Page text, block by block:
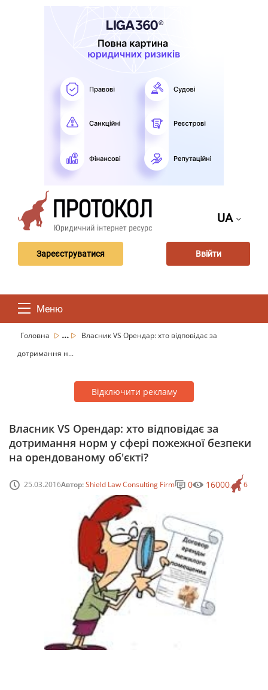
UA
Зареєструватися Ввійти
Меню
Головна ...
Власник VS Орендар: хто відповідає за
дотримання н...
Відключити рекламу
Власник VS Орендар: хто відповідає за
дотримання норм у сфері пожежної безпеки
на орендованому об'єкті?
25.03.2016Автор:Shield Law Consulting Firm 6
0 16000